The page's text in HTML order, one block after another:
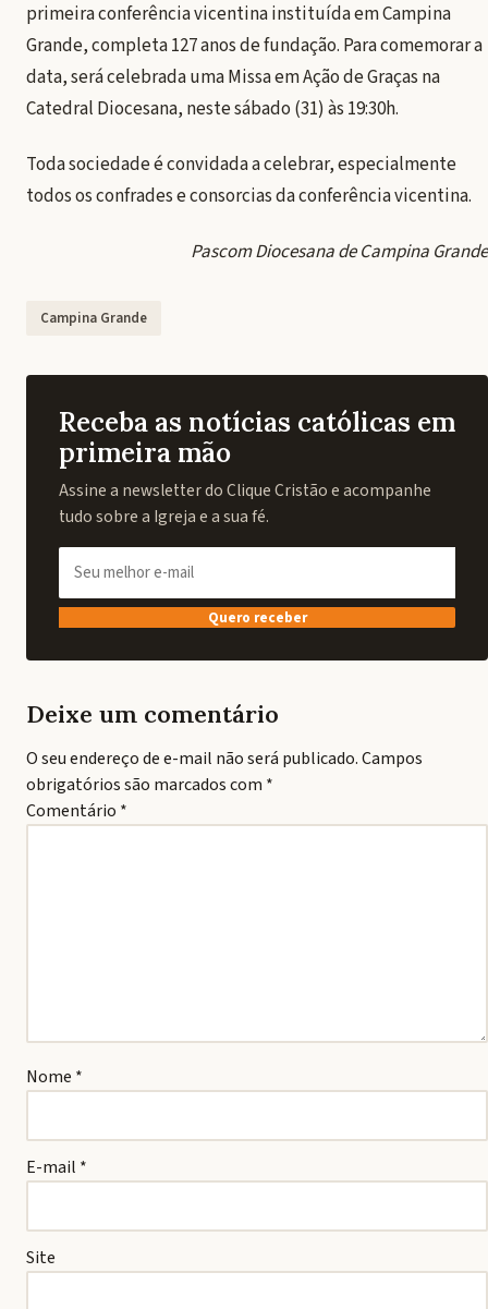
primeira conferência vicentina instituída em Campina
Grande, completa 127 anos de fundação. Para comemorar a
data, será celebrada uma Missa em Ação de Graças na
Catedral Diocesana, neste sábado (31) às 19:30h.
Toda sociedade é convidada a celebrar, especialmente
todos os confrades e consorcias da conferência vicentina.
Pascom Diocesana de Campina Grande
Campina Grande
Receba as notícias católicas em
primeira mão
Assine a newsletter do Clique Cristão e acompanhe
tudo sobre a Igreja e a sua fé.
Quero receber
Deixe um comentário
O seu endereço de e-mail não será publicado.Campos
obrigatórios são marcados com *
Comentário *
Nome *
E-mail *
Site